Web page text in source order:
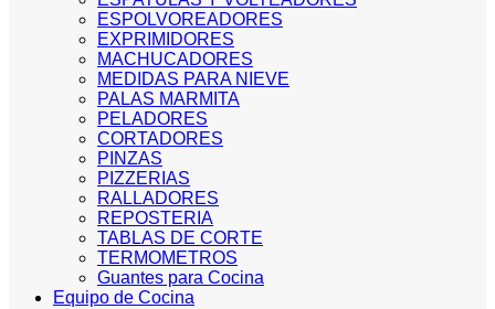
ESPOLVOREADORES
EXPRIMIDORES
MACHUCADORES
MEDIDAS PARA NIEVE
PALAS MARMITA
PELADORES
CORTADORES
PINZAS
PIZZERIAS
RALLADORES
REPOSTERIA
TABLAS DE CORTE
TERMOMETROS
Guantes para Cocina
Equipo de Cocina